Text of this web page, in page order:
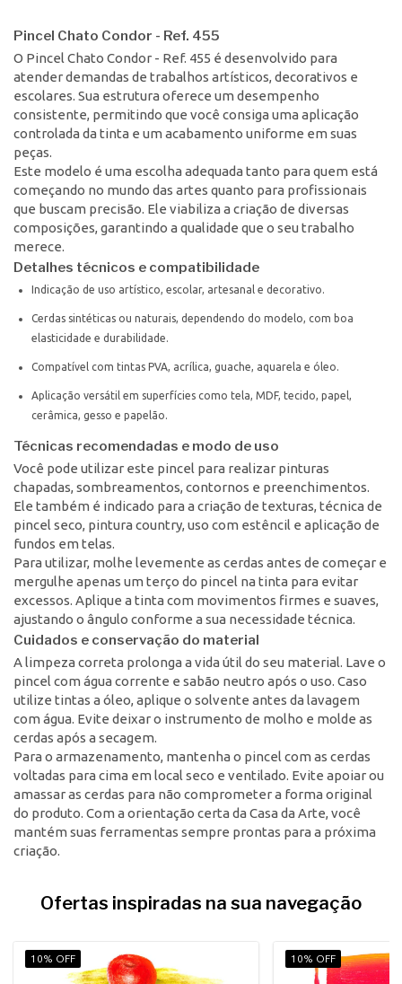
Pincel Chato Condor - Ref. 455
O Pincel Chato Condor - Ref. 455 é desenvolvido para
atender demandas de trabalhos artísticos, decorativos e
escolares. Sua estrutura oferece um desempenho
consistente, permitindo que você consiga uma aplicação
controlada da tinta e um acabamento uniforme em suas
peças.
Este modelo é uma escolha adequada tanto para quem está
começando no mundo das artes quanto para profissionais
que buscam precisão. Ele viabiliza a criação de diversas
composições, garantindo a qualidade que o seu trabalho
merece.
Detalhes técnicos e compatibilidade
Indicação de uso artístico, escolar, artesanal e decorativo.
Cerdas sintéticas ou naturais, dependendo do modelo, com boa
elasticidade e durabilidade.
Compatível com tintas PVA, acrílica, guache, aquarela e óleo.
Aplicação versátil em superfícies como tela, MDF, tecido, papel,
cerâmica, gesso e papelão.
Técnicas recomendadas e modo de uso
Você pode utilizar este pincel para realizar pinturas
chapadas, sombreamentos, contornos e preenchimentos.
Ele também é indicado para a criação de texturas, técnica de
pincel seco, pintura country, uso com estêncil e aplicação de
fundos em telas.
Para utilizar, molhe levemente as cerdas antes de começar e
mergulhe apenas um terço do pincel na tinta para evitar
excessos. Aplique a tinta com movimentos firmes e suaves,
ajustando o ângulo conforme a sua necessidade técnica.
Cuidados e conservação do material
A limpeza correta prolonga a vida útil do seu material. Lave o
pincel com água corrente e sabão neutro após o uso. Caso
utilize tintas a óleo, aplique o solvente antes da lavagem
com água. Evite deixar o instrumento de molho e molde as
cerdas após a secagem.
Para o armazenamento, mantenha o pincel com as cerdas
voltadas para cima em local seco e ventilado. Evite apoiar ou
amassar as cerdas para não comprometer a forma original
do produto. Com a orientação certa da Casa da Arte, você
mantém suas ferramentas sempre prontas para a próxima
criação.
Ofertas inspiradas na sua navegação
10% OFF 10% OFF